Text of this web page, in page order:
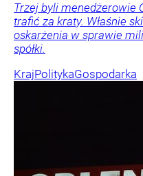
Trzej byli menedżerowie
trafić za kraty. Właśnie
oskarżenia w sprawie
spółki.
KrajPolitykaGospodarka